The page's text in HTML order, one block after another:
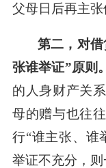
父母日后再主张
第二，对
张谁举证”原则
的人身财产关
母的赠与也往
行“谁主张、谁
举证不充分，则